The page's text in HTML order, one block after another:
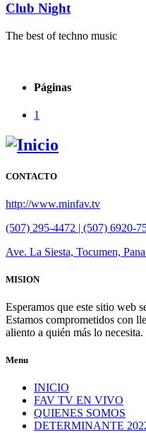
Club Night
The best of techno music
Páginas
1
CONTACTO
http://www.minfav.tv
(507) 295-4472 | (507) 6920-
Ave. La Siesta, Tocumen,
MISION
Esperamos que este sitio web
Estamos comprometidos con
aliento a quién más lo necesita.
Menu
INICIO
FAV TV EN VIVO
QUIENES SOMOS
DETERMINANTE